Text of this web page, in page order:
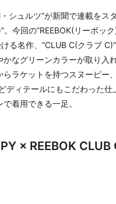
シュルツ”が新聞で連載をス
。今回の”REEBOK(リーボッ
る名作、”CLUB C(クラブ
なグリーンカラーが取り入
ラケットを持つスヌーピー
ディテールにもこだわった
着用できる一足。
× REEBOK